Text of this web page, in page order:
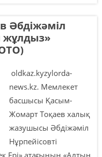
Әбдіжәміл
жұлдыз»
oldkaz.kyzylorda-
news.kz. Мемлекет
басшысы Қасым-
Жомарт Тоқаев халық
жазушысы Әбдіжәміл
Нұрпейісовті
Ері» атағының «Алтын